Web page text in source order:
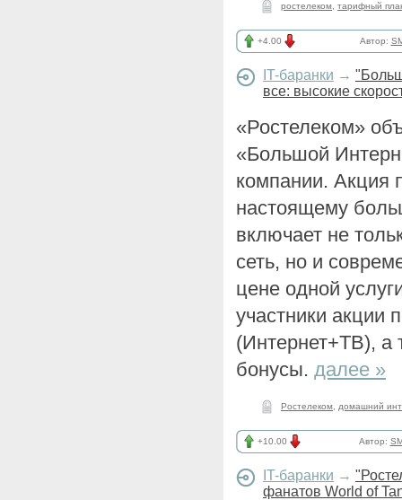
ростелеком тарифный
+4.00 Автор:
IT-баранки →
все: высокие
«Ростелеком»
«Большой
компании. Акция
настоящему
включает не
сеть, но и
цене одной
участники акции
(Интернет+ТВ), а
бонусы. далее »
Ростелеком домашний
+10.00 Автор:
IT-баранки →
фанатов World of